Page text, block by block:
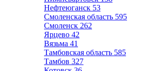
Нефтеюганск 53
Смоленская область 595
Смоленск 262
Ярцево 42
Вязьма 41
Тамбовская область 585
Тамбов 327